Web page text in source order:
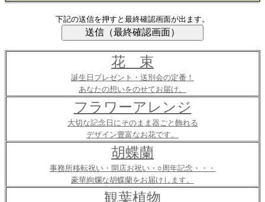
下記の送信を押すと最終確認画面が出ます。
花 束
誕生日プレゼント・送別会の定番！
あなたの想いをのせてお届け。
フラワーアレンジ
大切な記念日にそのまま器ごと飾れる
デザイン豊富なお花です。
胡蝶蘭
事務所移転祝い・開店お祝い・○周年記念・・・
豪華絢爛な胡蝶蘭をお届けします。
観葉植物